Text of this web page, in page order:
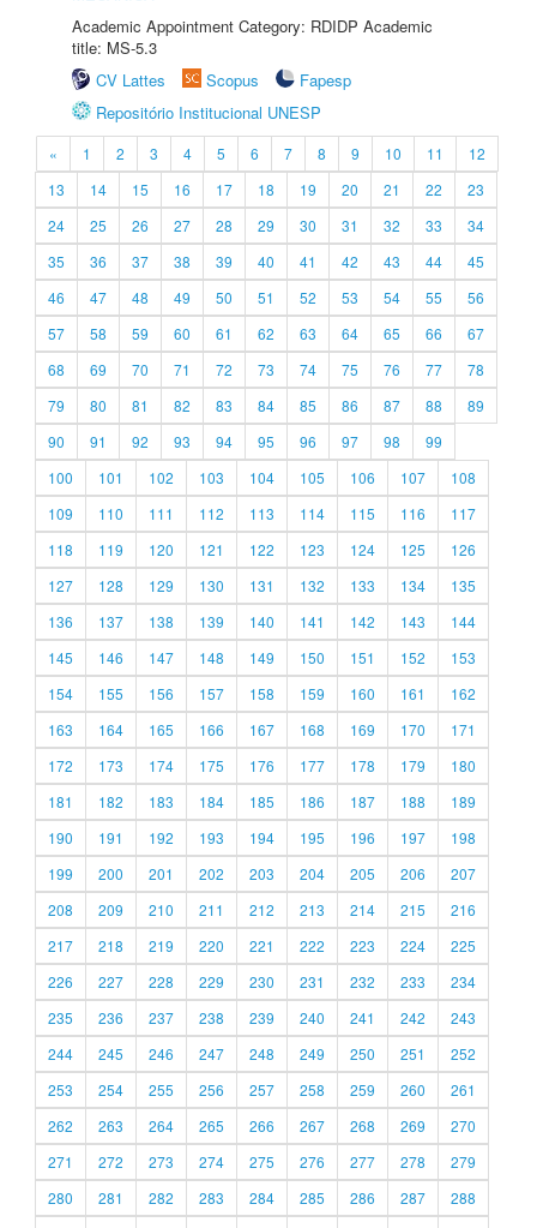
Academic Appointment Category: RDIDP Academic
title: MS-5.3
CV Lattes
Scopus
Fapesp
Repositório Institucional UNESP
« 1 2 3 4 5 6 7 8 9 10 11
12
13
14 15 16 17 18 19 20 21 22
23
24
25 26 27 28 29 30 31 32 33
34
35
36 37 38 39 40 41 42 43 44
45
46
47 48 49 50 51 52 53 54 55
56
57
58 59 60 61 62 63 64 65 66
67
68
69 70 71 72 73 74 75 76 77
78
79
80 81 82 83 84 85 86 87 88
89
90
91 92 93 94 95 96 97 98
99
100
101 102 103 104 105 106 107
108
109
110 111 112 113 114 115 116
117
118
119 120 121 122 123 124 125
126
127
128 129 130 131 132 133 134
135
136
137 138 139 140 141 142 143
144
145
146 147 148 149 150 151 152
153
154
155 156 157 158 159 160 161
162
163
164 165 166 167 168 169 170
171
172
173 174 175 176 177 178 179
180
181
182 183 184 185 186 187 188
189
190
191 192 193 194 195 196 197
198
199
200 201 202 203 204 205 206
207
208
209 210 211 212 213 214 215
216
217
218 219 220 221 222 223 224
225
226
227 228 229 230 231 232 233
234
235
236 237 238 239 240 241 242
243
244
245 246 247 248 249 250 251
252
253
254 255 256 257 258 259 260
261
262
263 264 265 266 267 268 269
270
271
272 273 274 275 276 277 278
279
280
281 282 283 284 285 286 287
288